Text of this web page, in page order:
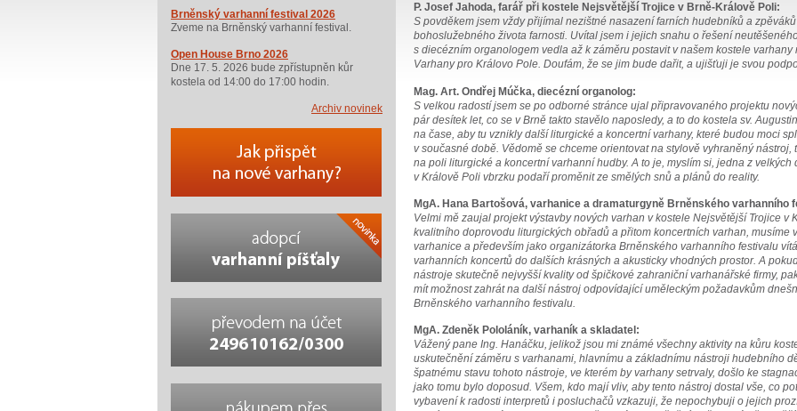
P. Josef Jahoda, farář při kostele Nejsvětější Trojice v Brně-Králově Poli:
S povděkem jsem vždy přijímal nezištné nasazení farních hudebníků a
bohoslužebného života farnosti. Uvítal jsem i jejich snahu o řešení
s diecézním organologem vedla až k záměru postavit v našem kostele
Varhany pro Královo Pole. Doufám, že se jim bude dařit, a ujišťuji je svou
Mag. Art. Ondřej Múčka, diecézní organolog:
S velkou radostí jsem se po odborné stránce ujal připravovaného projektu
pár desítek let, co se v Brně takto stavělo naposledy, a to do kostela sv.
na čase, aby tu vznikly další liturgické a koncertní varhany, které budou moci
v současné době. Vědomě se chceme orientovat na stylově vyhraněný
na poli liturgické a koncertní varhanní hudby. A to je, myslím si, jedna z
v Králově Poli vbrzku podaří proměnit ze smělých snů a plánů do reality.
MgA. Hana Bartošová, varhanice a dramaturgyně Brněnského varhanního
Velmi mě zaujal projekt výstavby nových varhan v kostele Nejsvětější Trojice v
kvalitního doprovodu liturgických obřadů a přitom koncertních varhan, musíme
varhanice a především jako organizátorka Brněnského varhanního festivalu
varhanních koncertů do dalších krásných a akusticky vhodných prostor. A
nástroje skutečně nejvyšší kvality od špičkové zahraniční varhanářské firmy,
mít možnost zahrát na další nástroj odpovídající uměleckým požadavkům
Brněnského varhanního festivalu.
MgA. Zdeněk Pololáník, varhaník a skladatel:
Vážený pane Ing. Hanáčku, jelikož jsou mi známé všechny aktivity na kůru
uskutečnění záměru s varhanami, hlavnímu a základnímu nástroji hudebního
špatnému stavu tohoto nástroje, ve kterém by varhany setrvaly, došlo ke
jako tomu bylo doposud. Všem, kdo mají vliv, aby tento nástroj dostal vše, co
vybavení k radosti interpretů i posluchačů vzkazuji, že nepochybuji o jejich
Brněnský varhanní festival 2026
Zveme na Brněnský varhanní festival.
Open House Brno 2026
Dne 17. 5. 2026 bude zpřístupněn kůr
kostela od 14:00 do 17:00 hodin.
Archiv novinek